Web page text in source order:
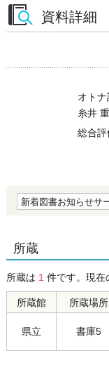
資料詳細
オトナ
糸井
総合評
新着図書お知らせサ
所蔵
所蔵は 1 件です。現在
所蔵館 所蔵場所
県立 書庫5